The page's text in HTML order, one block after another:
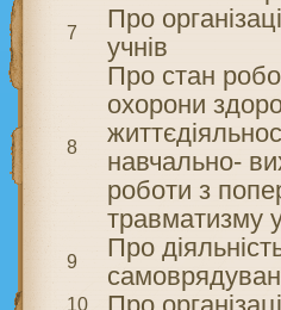
7
Про
учнів
8
Про стан
охорони
навчально-
роботи з
травматизму
9
Про
10